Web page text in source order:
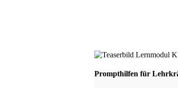
Prompthilfen für